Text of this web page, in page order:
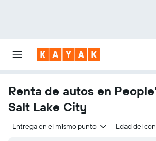
Renta de autos en
Salt Lake City
Entrega en el mismo punto Edad del